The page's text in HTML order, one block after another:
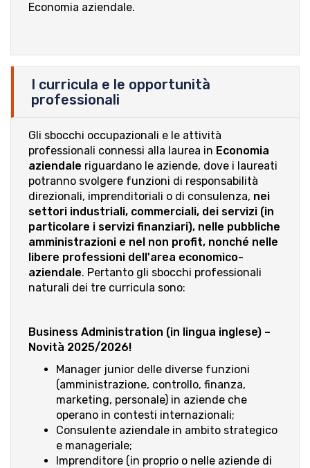
Economia aziendale.
I curricula e le opportunità
professionali
Gli sbocchi occupazionali e le attività
professionali connessi alla laurea in Economia
aziendale riguardano le aziende, dove i laureati
potranno svolgere funzioni di responsabilità
direzionali, imprenditoriali o di consulenza, nei
settori industriali, commerciali, dei servizi (in
particolare i servizi finanziari), nelle pubbliche
amministrazioni e nel non profit, nonché nelle
libere professioni dell'area economico-
aziendale. Pertanto gli sbocchi professionali
naturali dei tre curricula sono:
Business Administration (in lingua inglese) –
Novità 2025/2026!
Manager junior delle diverse funzioni
(amministrazione, controllo, finanza,
marketing, personale) in aziende che
operano in contesti internazionali;
Consulente aziendale in ambito strategico
e manageriale;
Imprenditore (in proprio o nelle aziende di